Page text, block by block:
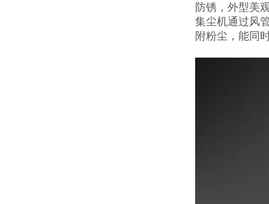
防锈，外型美
集尘机通过风
附粉尘，能同